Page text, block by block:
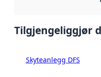
Tilgjengeliggjør
Skyteanlegg DFS